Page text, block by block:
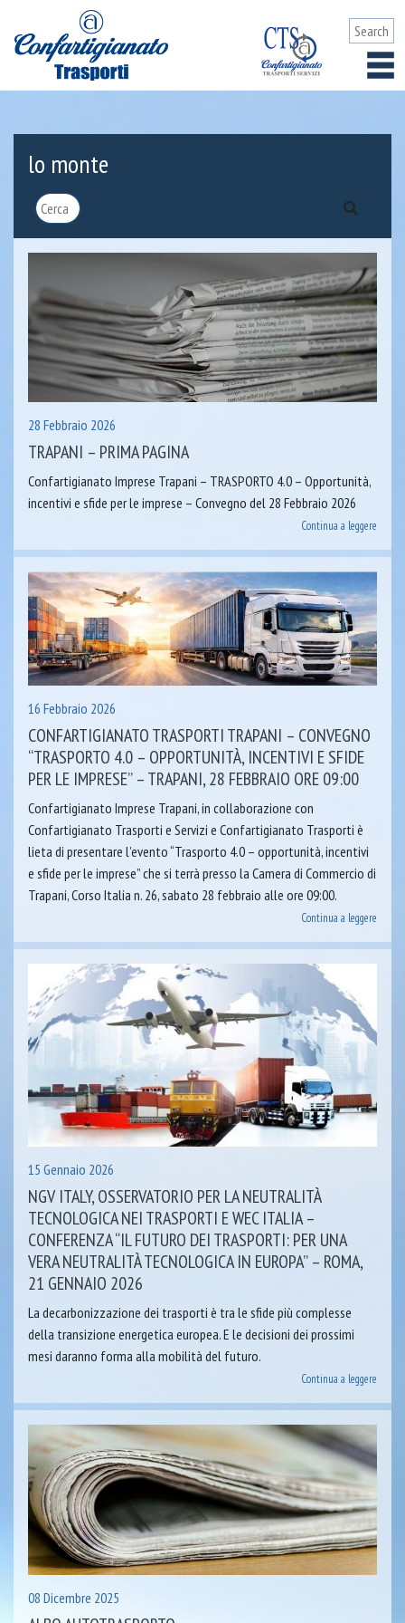
lo monte
28 Febbraio 2026
TRAPANI – PRIMA PAGINA
Confartigianato Imprese Trapani – TRASPORTO 4.0 – Opportunità,
incentivi e sfide per le imprese – Convegno del 28 Febbraio 2026
Continua a leggere
16 Febbraio 2026
CONFARTIGIANATO TRASPORTI TRAPANI – CONVEGNO
“TRASPORTO 4.0 – OPPORTUNITÀ, INCENTIVI E SFIDE
PER LE IMPRESE” – TRAPANI, 28 FEBBRAIO ORE 09:00
Confartigianato Imprese Trapani, in collaborazione con
Confartigianato Trasporti e Servizi e Confartigianato Trasporti è
lieta di presentare l’evento “Trasporto 4.0 – opportunità, incentivi
e sfide per le imprese” che si terrà presso la Camera di Commercio di
Trapani, Corso Italia n. 26, sabato 28 febbraio alle ore 09:00.
Continua a leggere
15 Gennaio 2026
NGV ITALY, OSSERVATORIO PER LA NEUTRALITÀ
TECNOLOGICA NEI TRASPORTI E WEC ITALIA –
CONFERENZA “IL FUTURO DEI TRASPORTI: PER UNA
VERA NEUTRALITÀ TECNOLOGICA IN EUROPA” – ROMA,
21 GENNAIO 2026
La decarbonizzazione dei trasporti è tra le sfide più complesse
della transizione energetica europea. E le decisioni dei prossimi
mesi daranno forma alla mobilità del futuro.
Continua a leggere
08 Dicembre 2025